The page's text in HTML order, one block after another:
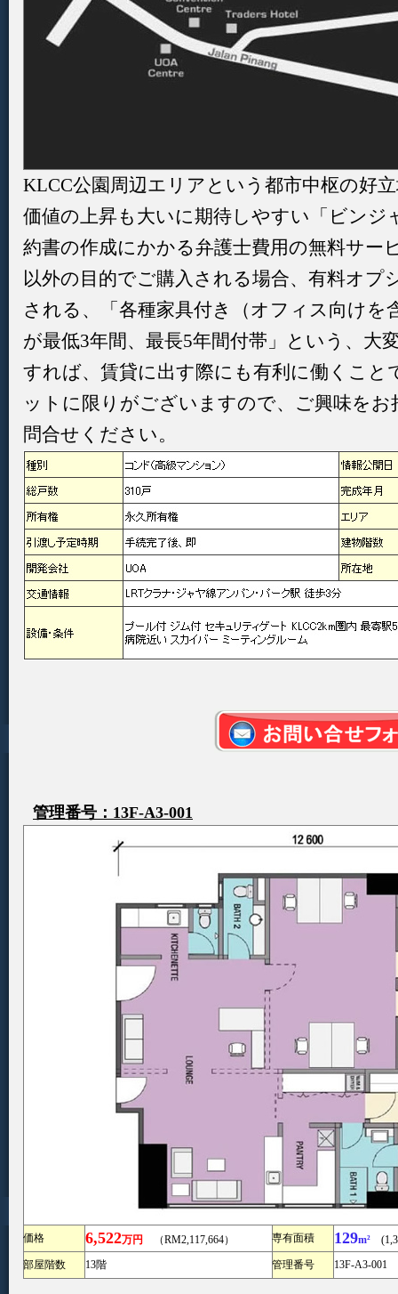
KLCC公園周辺エリアという都市中枢の好
価値の上昇も大いに期待しやすい「ビンジ
約書の作成にかかる弁護士費用の無料サー
以外の目的でご購入される場合、有料オプ
される、「各種家具付き（オフィス向けを
が最低3年間、最長5年間付帯」という、大
すれば、賃貸に出す際にも有利に働くこと
ットに限りがございますので、ご興味を
問合せください。
管理番号：13F-A3-001
価格 6,522万円 （RM2,117,664） 専有面積 129m²
部屋階数
13階 管理番号 13F-A3-001